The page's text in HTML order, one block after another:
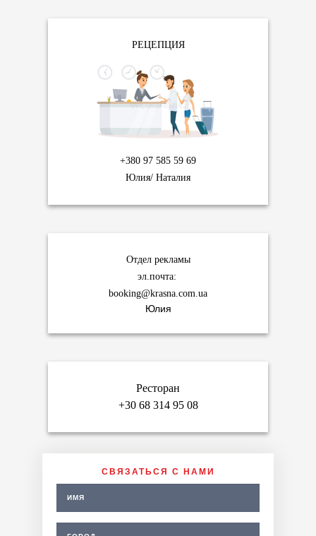
РЕЦЕПЦИЯ
+380 97 585 59 69
Юлия/ Наталия
Отдел рекламы
эл.почта:
booking@krasna.com.ua
Юлия
Ресторан
+30 68 314 95 08
СВЯЗАТЬСЯ С НАМИ